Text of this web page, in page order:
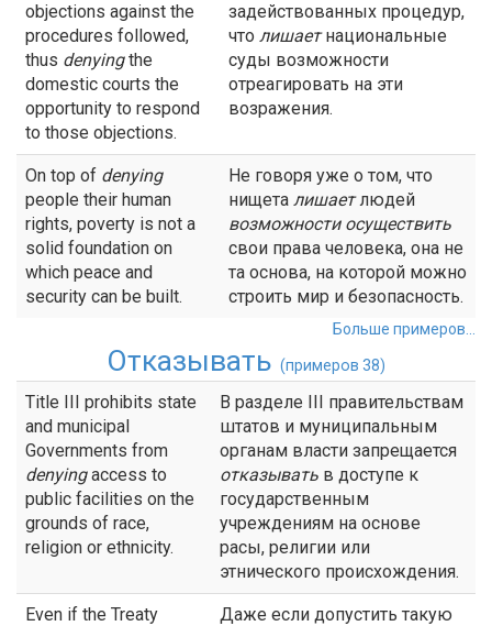
objections against the
procedures followed,
thus denyingthe
domestic courts the
opportunity to respond
to those objections.
задействованных процедур,
что лишаетнациональные
суды возможности
отреагировать на эти
возражения.
On top of denying
people their human
rights, poverty is not a
solid foundation on
which peace and
security can be built.
Не говоря уже о том, что
нищета лишаетлюдей
возможности осуществить
свои права человека, она не
та основа, на которой можно
строить мир и безопасность.
Больше примеров...
Отказывать (примеров 38)
Title III prohibits state
and municipal
Governments from
denyingaccess to
public facilities on the
grounds of race,
religion or ethnicity.
В разделе III правительствам
штатов и муниципальным
органам власти запрещается
отказывать в доступе к
государственным
учреждениям на основе
расы, религии или
этнического происхождения.
Even if the Treaty Даже если допустить такую